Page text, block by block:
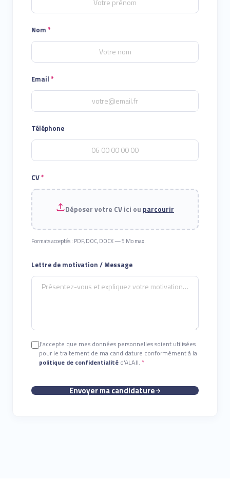
Nom *
Email *
Téléphone
CV*
Déposer votre CV ici ou parcourir
Formats acceptés : PDF, DOC, DOCX — 5 Mo max.
Lettre de motivation / Message
J'accepte que mes données personnelles soient utilisées
pour le traitement de ma candidature conformément à la
politique de confidentialité d'ALAJI. *
Envoyer ma candidature